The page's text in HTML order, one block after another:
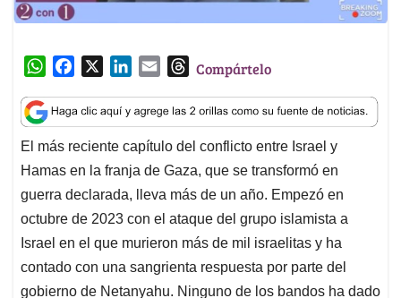
W
a
t
s
A
p
p
c
e
b
o
o
k
n
k
e
d
n
a
i
l
T
r
e
a
d
s
Compártelo
El más reciente capítulo del conflicto entre Israel y
Hamas en la franja de Gaza, que se transformó en
guerra declarada, lleva más de un año. Empezó en
octubre de 2023 con el ataque del grupo islamista a
Israel en el que murieron más de mil israelitas y ha
contado con una sangrienta respuesta por parte del
gobierno de Netanyahu. Ninguno de los bandos ha dado